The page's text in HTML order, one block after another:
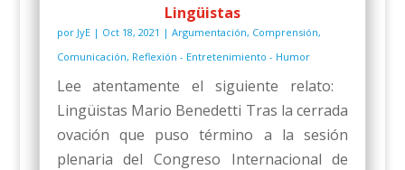
Lingüistas
por JyE| Oct 18, 2021 | Argumentación, Comprensión,
Comunicación, Reflexión - Entretenimiento - Humor
Lee atentamente el siguiente relato:
Lingüistas Mario Benedetti Tras la cerrada
ovación que puso término a la sesión
plenaria del Congreso Internacional de